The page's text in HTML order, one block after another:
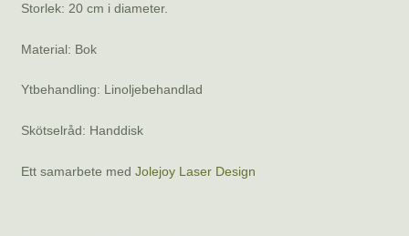
Storlek: 20 cm i diameter.
Material: Bok
Ytbehandling: Linoljebehandlad
Skötselråd: Handdisk
Ett samarbete med Jolejoy Laser Design